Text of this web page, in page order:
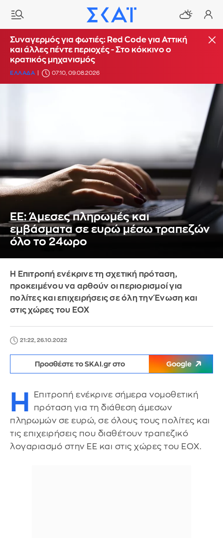
Συναγερμός για φωτιές: Red Code για Αττική
και άλλες πέντε περιοχές - Στο κόκκινο ο
κρατικός μηχανισμός
ΕΛΛΑΔΑ 07:10, 09.08.2026
ΕΕ: Άμεσες πληρωμές και
εμβάσματα σε ευρώ μέσω τραπεζών
όλο το 24ωρο
Η Επιτροπή ενέκρινε τη σχετική πρόταση,
προκειμένου να αρθούν οι περιορισμοί για
πολίτες και επιχειρήσεις σε όλη την Ένωση και
στις χώρες του ΕΟΧ
21:22, 26.10.2022
Προσθέστε το SKAI.gr στο Google
Η
Επιτροπή ενέκρινε σήμερα νομοθετική
πρόταση για τη διάθεση άμεσων
πληρωμών σε ευρώ, σε όλους τους πολίτες και
τις επιχειρήσεις που διαθέτουν τραπεζικό
λογαριασμό στην ΕΕ και στις χώρες του ΕΟΧ.